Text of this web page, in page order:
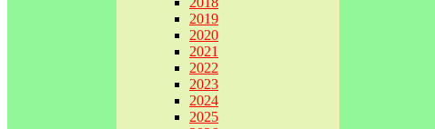
2019
2020
2021
2022
2023
2024
2025